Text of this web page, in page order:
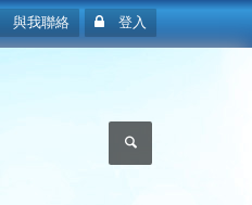
與我聯絡 登入